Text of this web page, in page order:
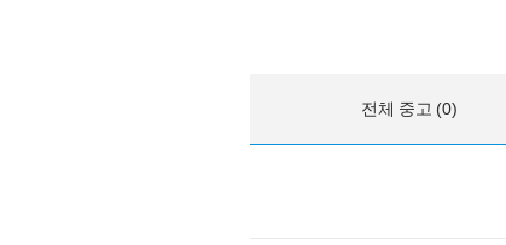
전체 중고 (0)